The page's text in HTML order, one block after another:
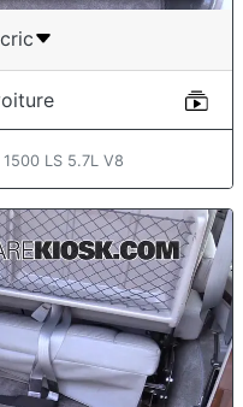
LS 5.7L V8